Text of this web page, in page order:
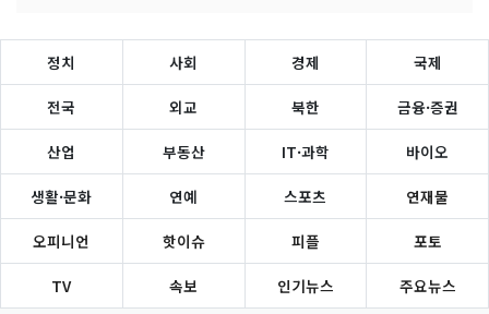
정치 사회 경제 국제
전국 외교 북한 금융·증권
산업 부동산 IT·과학 바이오
생활·문화 연예 스포츠 연재물
오피니언 핫이슈 피플 포토
TV 속보 인기뉴스 주요뉴스